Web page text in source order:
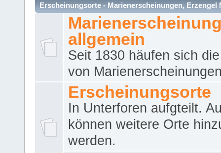
Erscheinungsorte - Marienerscheinungen, Erzengel
allgemein
Seit 1830 häufen sich
von
Erscheinungsorte
In Unterforen aufgteilt.
können weitere Orte
werden.